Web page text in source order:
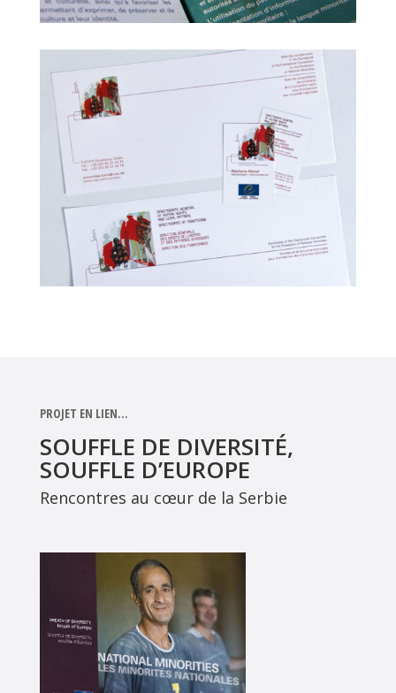
PROJET EN LIEN…
SOUFFLE DE DIVERSITÉ,
SOUFFLE D’EUROPE
Rencontres au cœur de la Serbie